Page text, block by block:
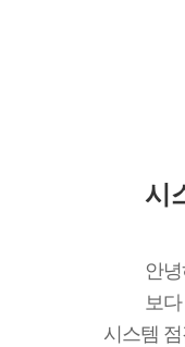
시
안
보
시스템